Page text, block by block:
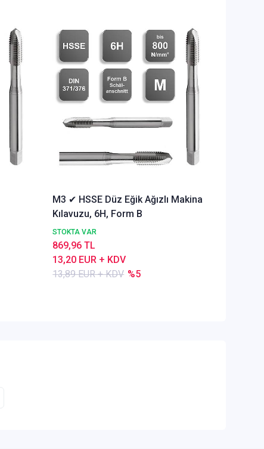
M3 ✔ HSSE Düz Eğik Ağızlı Makina
Kılavuzu, 6H, Form B
STOKTA VAR
13,89 EUR + KDV %5
13,20 EUR + KDV
869,96 TL